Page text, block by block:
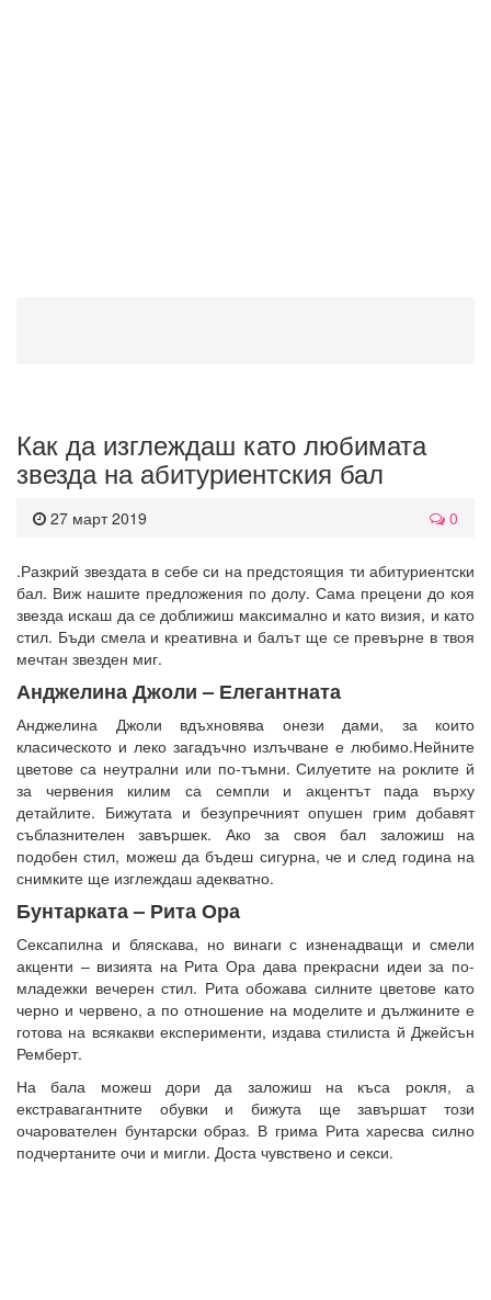
Как да изглеждаш като любимата
звезда на абитуриентския бал
27 март 2019 0
.Разкрий звездата в себе си на предстоящия ти абитуриентски
бал. Виж нашите предложения по долу. Сама прецени до коя
звезда искаш да се доближиш максимално и като визия, и като
стил. Бъди смела и креативна и балът ще се превърне в твоя
мечтан звезден миг.
Анджелина Джоли – Елегантната
Анджелина Джоли вдъхновява онези дами, за които
класическото и леко загадъчно излъчване е любимо.Нейните
цветове са неутрални или по-тъмни. Силуетите на роклите й
за червения килим са семпли и акцентът пада върху
детайлите. Бижутата и безупречният опушен грим добавят
съблазнителен завършек. Ако за своя бал заложиш на
подобен стил, можеш да бъдеш сигурна, че и след година на
снимките ще изглеждаш адекватно.
Бунтарката – Рита Ора
Сексапилна и бляскава, но винаги с изненадващи и смели
акценти – визията на Рита Ора дава прекрасни идеи за по-
младежки вечерен стил. Рита обожава силните цветове като
черно и червено, а по отношение на моделите и дължините е
готова на всякакви експерименти, издава стилиста й Джейсън
Ремберт.
На бала можеш дори да заложиш на къса рокля, а
екстравагантните обувки и бижута ще завършат този
очарователен бунтарски образ. В грима Рита харесва силно
подчертаните очи и мигли. Доста чувствено и секси.